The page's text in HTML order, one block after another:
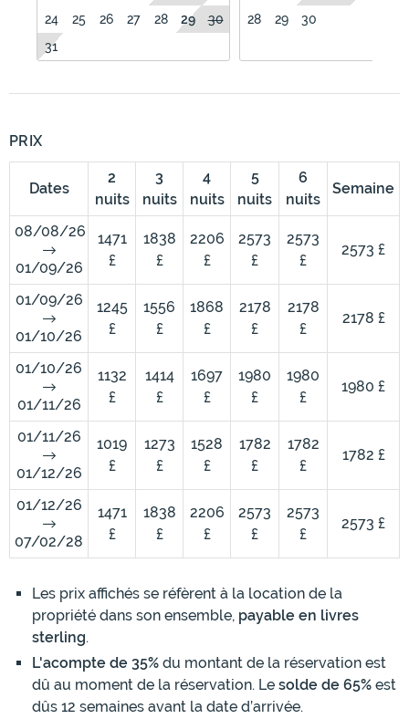
24 25 26 27 28 29
30
31
28 29 30
PRIX
Dates
2
nuits
3
nuits
4
nuits
5
nuits
6
nuits
Semaine
08/08/26
01/09/26
1471
£
1838
£
2206
£
2573
£
2573
£
2573 £
01/09/26
01/10/26
1245
£
1556
£
1868
£
2178
£
2178
£
2178 £
01/10/26
01/11/26
1132
£
1414
£
1697
£
1980
£
1980
£
1980 £
01/11/26
01/12/26
1019
£
1273
£
1528
£
1782
£
1782
£
1782 £
01/12/26
07/02/28
1471
£
1838
£
2206
£
2573
£
2573
£
2573 £
Les prix affichés se réfèrent à la location de la
propriété dans son ensemble, payable en livres
sterling.
L'acompte de 35% du montant de la réservation est
dû au moment de la réservation. Le solde de 65% est
dûs 12 semaines avant la date d’arrivée.